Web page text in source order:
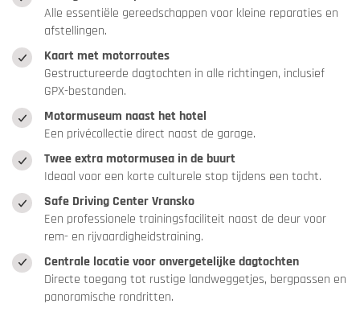
Alle essentiële gereedschappen voor kleine reparaties en
afstellingen.
Kaart met motorroutes
Gestructureerde dagtochten in alle richtingen, inclusief
GPX-bestanden.
Motormuseum naast het hotel
Een privécollectie direct naast de garage.
Twee extra motormusea in de buurt
Ideaal voor een korte culturele stop tijdens een tocht.
Safe Driving Center Vransko
Een professionele trainingsfaciliteit naast de deur voor
rem- en rijvaardigheidstraining.
Centrale locatie voor onvergetelijke dagtochten
Directe toegang tot rustige landweggetjes, bergpassen en
panoramische rondritten.